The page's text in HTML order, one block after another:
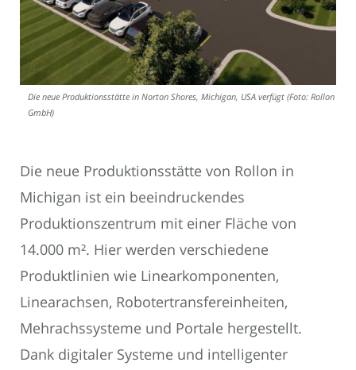
Die neue Produktionsstätte in Norton Shores, Michigan, USA verfügt (Foto: Rollon
GmbH)
Die neue Produktionsstätte von Rollon in
Michigan ist ein beeindruckendes
Produktionszentrum mit einer Fläche von
14.000 m². Hier werden verschiedene
Produktlinien wie Linearkomponenten,
Linearachsen, Robotertransfereinheiten,
Mehrachssysteme und Portale hergestellt.
Dank digitaler Systeme und intelligenter